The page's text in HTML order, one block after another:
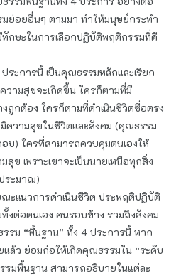
ย่อยอื่นๆ ตามมา ทำให้มนุษย์กระทำ
กษะในการเลือกปฏิบัติพฤติกรรมที่ดี
รนี้ เป็นคุณธรรมหลักและเรียก
ามสุขจะเกิดขึ้น ใครก็ตามที่มี
ถูกต้อง ใครก็ตามที่ดำเนินชีวิตซื่อตรง
ความสุขในชีวิตและสังคม (คุณธรรม
บ) ใครที่สามารถควบคุมตนเองให้
ข เพราะเขาจะเป็นนายเหนือทุกสิ่ง
ระมาณ)
วการดำเนินชีวิต ประพฤติปฏิบัติ
งต่อตนเอง คนรอบข้าง รวมถึงสังคม
ม “พื้นฐาน” ทั้ง 4 ประการนี้ หาก
ล้ว ย่อมก่อให้เกิดคุณธรรมใน “ระดับ
มพื้นฐาน สามารถอธิบายในแต่ละ